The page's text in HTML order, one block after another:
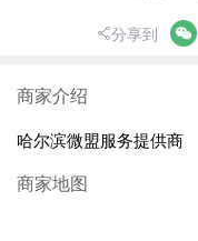
分享到
商家介绍
哈尔滨微盟服务提供商
商家地图